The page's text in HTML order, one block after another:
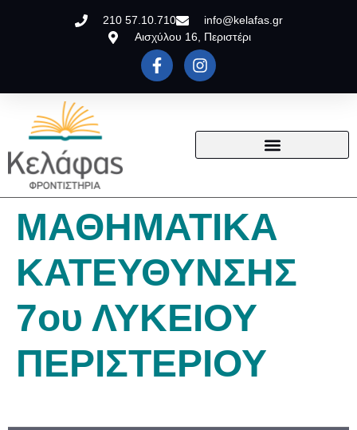
210 57.10.710
info@kelafas.gr
Αισχύλου 16, Περιστέρι
ΜΑΘΗΜΑΤΙΚΑ
ΚΑΤΕΥΘΥΝΣΗΣ
7ου ΛΥΚΕΙΟΥ
ΠΕΡΙΣΤΕΡΙΟΥ